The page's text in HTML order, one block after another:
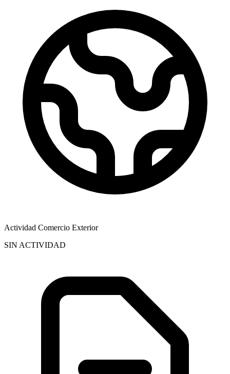
Actividad Comercio Exterior
SIN ACTIVIDAD